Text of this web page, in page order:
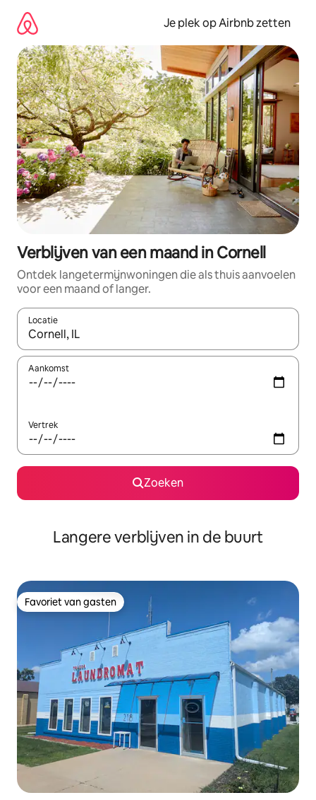
direct
naar
inhoud
Je plek op Airbnb zetten
Verblijven van een maand in Cornell
Ontdek langetermijnwoningen die als thuis aanvoelen
voor een maand of langer.
Locatie
Wanneer er resultaten beschikbaar zijn, maak je een keuze
Aankomst
Vertrek
Zoeken
Langere verblijven in de buurt
Favoriet van gasten
Favoriet van gasten